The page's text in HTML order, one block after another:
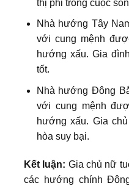
thị phi trong cuộc
Nhà hướng Tây
với cung mệnh
hướng xấu. Gia
tốt.
Nhà hướng Đông
với cung mệnh
hướng xấu. Gia
hòa suy bại.
Kết luận: Gia chủ nữ
các hướng chính